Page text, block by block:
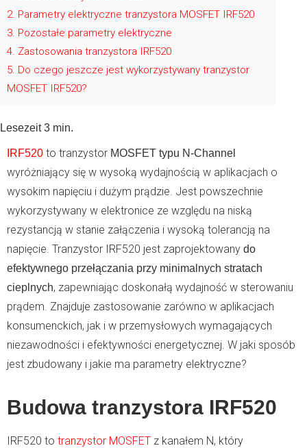
2 Parametry elektryczne tranzystora MOSFET IRF520
3 Pozostałe parametry elektryczne
4 Zastosowania tranzystora IRF520
5 Do czego jeszcze jest wykorzystywany tranzystor
MOSFET IRF520?
Lesezeit 3 min.
IRF520 to tranzystor MOSFET typu N-Channel
wyróżniający się w wysoką wydajnością w aplikacjach o
wysokim napięciu i dużym prądzie. Jest powszechnie
wykorzystywany w elektronice ze względu na niską
rezystancją w stanie załączenia i wysoką tolerancją na
napięcie. Tranzystor IRF520 jest zaprojektowany do
efektywnego przełączania przy minimalnych stratach
cieplnych, zapewniając doskonałą wydajność w sterowaniu
prądem. Znajduje zastosowanie zarówno w aplikacjach
konsumenckich, jak i w przemysłowych wymagających
niezawodności i efektywności energetycznej. W jaki sposób
jest zbudowany i jakie ma parametry elektryczne?
Budowa tranzystora IRF520
IRF520 to tranzystor MOSFET z kanałem N, który